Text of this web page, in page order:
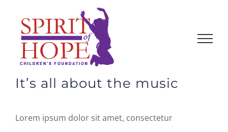
content
It’s all about the music
Lorem ipsum dolor sit amet, consectetur